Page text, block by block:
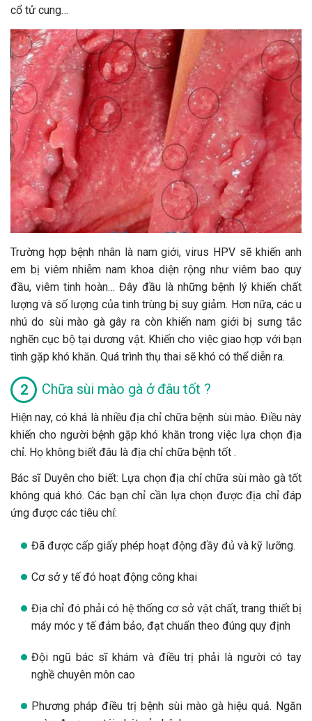
cổ tử cung…
Trường hợp bệnh nhân là nam giới, virus HPV sẽ khiến anh
em bị viêm nhiễm nam khoa diện rộng như viêm bao quy
đầu, viêm tinh hoàn… Đây đầu là những bệnh lý khiến chất
lượng và số lượng của tinh trùng bị suy giảm. Hơn nữa, các u
nhú do sùi mào gà gây ra còn khiến nam giới bị sưng tắc
nghẽn cục bộ tại dương vật. Khiến cho việc giao hợp với bạn
tình gặp khó khăn. Quá trình thụ thai sẽ khó có thể diễn ra.
Chữa sùi mào gà ở đâu tốt ?
Hiện nay, có khá là nhiều địa chỉ chữa bệnh sùi mào. Điều này
khiến cho người bệnh gặp khó khăn trong việc lựa chọn địa
chỉ. Họ không biết đâu là địa chỉ chữa bệnh tốt .
Bác sĩ Duyên cho biết: Lựa chọn địa chỉ chữa sùi mào gà tốt
không quá khó. Các bạn chỉ cần lựa chọn được địa chỉ đáp
ứng được các tiêu chí:
Đã được cấp giấy phép hoạt động đầy đủ và kỹ lưỡng.
Cơ sở y tế đó hoạt động công khai
Địa chỉ đó phải có hệ thống cơ sở vật chất, trang thiết bị
máy móc y tế đảm bảo, đạt chuẩn theo đúng quy định
Đội ngũ bác sĩ khám và điều trị phải là người có tay
nghề chuyên môn cao
Phương pháp điều trị bệnh sùi mào gà hiệu quả. Ngăn